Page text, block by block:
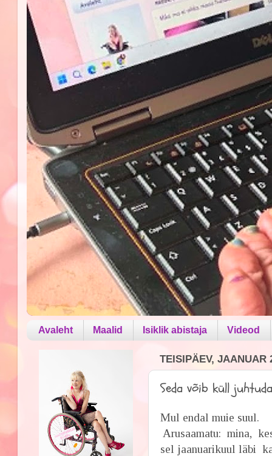
Avaleht Maalid Isiklik abistaja Videod
TEISIPÄEV, JAANUAR
Seda võib küll
Mul endal muie suul.
Arusaamatu: mina,
sel jaanuarikuul läbi